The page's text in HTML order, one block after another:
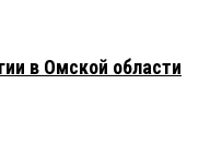
в Омской области